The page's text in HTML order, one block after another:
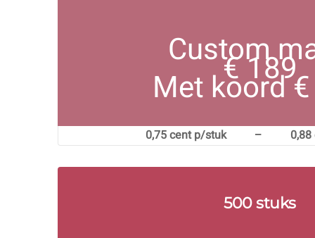
Custom
€ 189
Met koord
0,75 cent p/stuk – 0,88
500 stuks